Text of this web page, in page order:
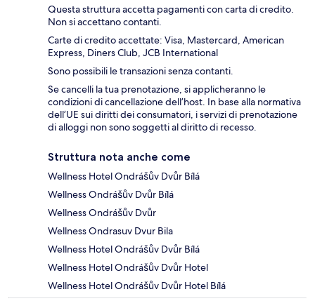
Questa struttura accetta pagamenti con carta di credito.
Non si accettano contanti.
Carte di credito accettate: Visa, Mastercard, American
Express, Diners Club, JCB International
Sono possibili le transazioni senza contanti.
Se cancelli la tua prenotazione, si applicheranno le
condizioni di cancellazione dell’host. In base alla normativa
dell’UE sui diritti dei consumatori, i servizi di prenotazione
di alloggi non sono soggetti al diritto di recesso.
Struttura nota anche come
Wellness Hotel Ondrášův Dvůr Bílá
Wellness Ondrášův Dvůr Bílá
Wellness Ondrášův Dvůr
Wellness Ondrasuv Dvur Bila
Wellness Hotel Ondrášův Dvůr Bílá
Wellness Hotel Ondrášův Dvůr Hotel
Wellness Hotel Ondrášův Dvůr Hotel Bílá